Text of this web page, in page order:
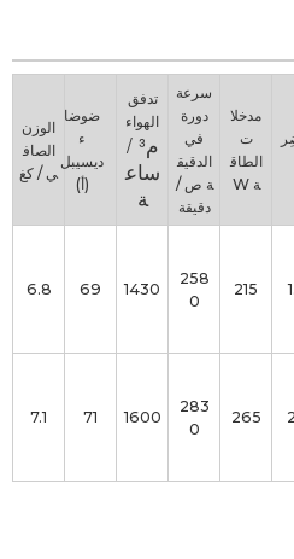
مدخلا
ت
الطاق
ة W
سرعة
دورة
في
الدقيق
ة ص /
دقيقة
تدفق
الهواء
م³ /
ساع
ة
ضوضا
ء
ديسيبل
(أ)
الوزن
الصاف
ي / كغ
215
258
0
1430
69
6.8
265
283
0
1600
71
7.1